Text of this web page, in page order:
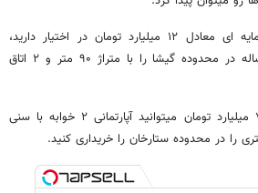
اقتصادانلاین نوشت: اگر سرمایه ای معادل ۱۲ میلیارد تومان در اختیار دارید،
میتوانید واحد آپارتمانی ۱۳ ساله در محدوده گیشا را با متراژ ۹۰ متر و ۲ اتاق
همچنین با بودجه‌ای بالغ‌بر ۷ میلیارد تومان میتوانید آپارتمانی ۲ خوابه با سنی